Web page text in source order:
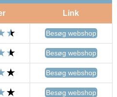
Link
Besøg webshop
Besøg webshop
Besøg webshop
Besøg webshop